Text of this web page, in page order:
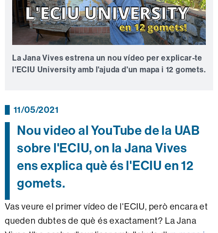
La Jana Vives estrena un nou vídeo per explicar-te
l'ECIU University amb l'ajuda d'un mapa i 12 gomets.
11/05/2021
Nou video al YouTube de la UAB
sobre l'ECIU, on la Jana Vives
ens explica què és l'ECIU en 12
gomets.
Vas veure el primer vídeo de l'ECIU, però encara et
queden dubtes de què és exactament? La Jana